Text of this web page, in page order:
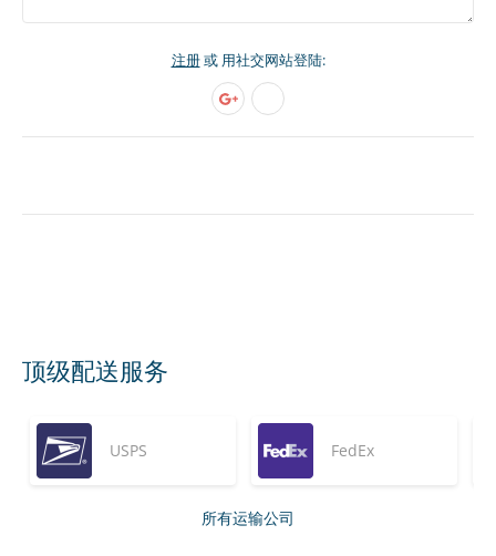
注册或 用社交网站登陆:
顶级配送服务
USPS FedEx
所有运输公司